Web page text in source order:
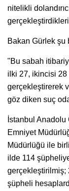
nitelikli
Bakan Gürlek şu
"Bu sabah
ilki 27, ikincisi
gerçekleştirerek
göz diken suç
İstanbul Anadolu
Emniyet
Müdürlüğü ile
ilde 114
gerçekleştirilmiş;
şüpheli